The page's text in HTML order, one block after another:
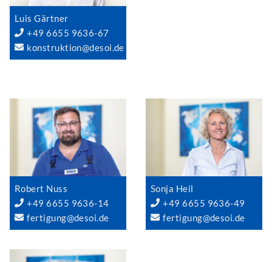
Luis Gärtner
+49 6655 9636-67
konstruktion@desoi.de
Robert Nuss
+49 6655 9636-14
fertigung@desoi.de
Sonja Heil
+49 6655 9636-49
fertigung@desoi.de